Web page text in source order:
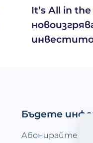
It’s Аll in
Бъдете
Абонирайте се